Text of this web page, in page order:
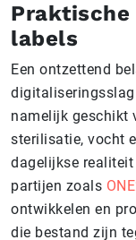
Praktische
labels
Een ontzettend
namelijk geschikt
sterilisatie, vocht
dagelijkse
partijen zoals
ontwikkelen en
die bestand zijn